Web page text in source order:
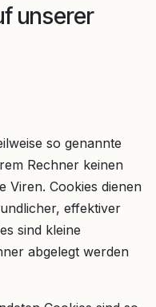
unserer
so genannte
Rechner keinen
Viren. Cookies dienen
effektiver
sind kleine
abgelegt werden